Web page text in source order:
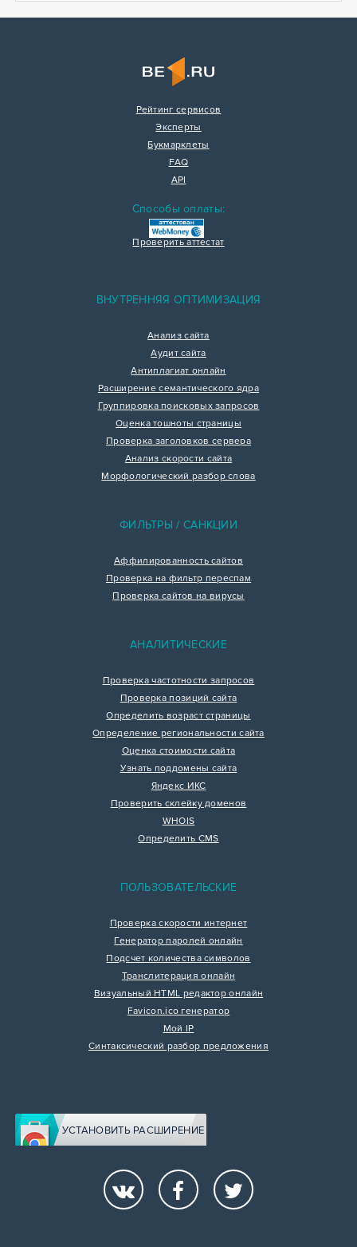
Рейтинг сервисов
Эксперты
Букмарклеты
FAQ
API
Способы оплаты:
Проверить аттестат
ВНУТРЕННЯЯ ОПТИМИЗАЦИЯ
Анализ сайта
Аудит сайта
Антиплагиат онлайн
Расширение семантического ядра
Группировка поисковых запросов
Оценка тошноты страницы
Проверка заголовков сервера
Анализ скорости сайта
Морфологический разбор слова
ФИЛЬТРЫ / САНКЦИИ
Аффилированность сайтов
Проверка на фильтр переспам
Проверка сайтов на вирусы
АНАЛИТИЧЕСКИЕ
Проверка частотности запросов
Проверка позиций сайта
Определить возраст страницы
Определение региональности сайта
Оценка стоимости сайта
Узнать поддомены сайта
Яндекс ИКС
Проверить склейку доменов
WHOIS
Определить CMS
ПОЛЬЗОВАТЕЛЬСКИЕ
Проверка скорости интернет
Генератор паролей онлайн
Подсчет количества символов
Транслитерация онлайн
Визуальный HTML редактор онлайн
Favicon.ico генератор
Мой IP
Синтаксический разбор предложения
УСТАНОВИТЬ РАСШИРЕНИЕ